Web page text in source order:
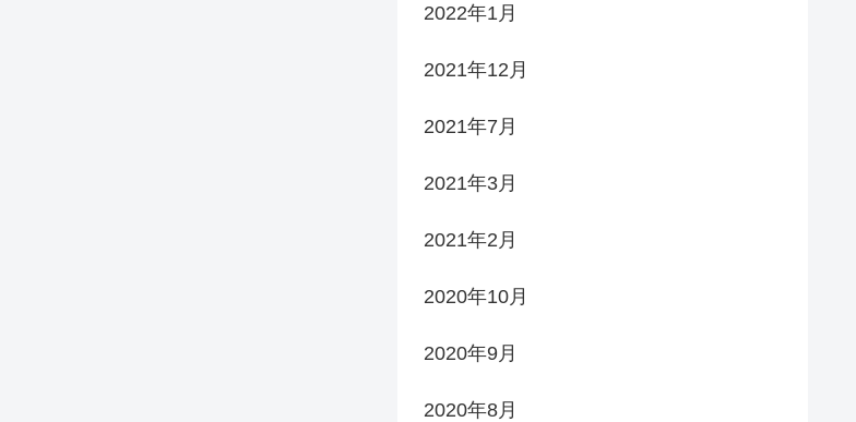
2022年1月
2021年12月
2021年7月
2021年3月
2021年2月
2020年10月
2020年9月
2020年8月